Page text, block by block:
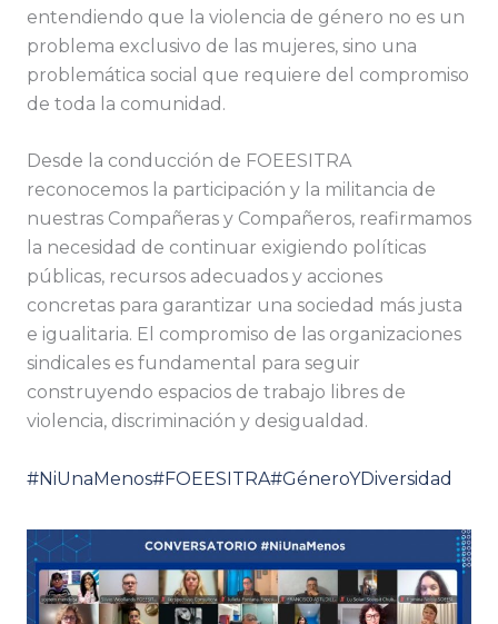
entendiendo que la violencia de género no es un
problema exclusivo de las mujeres, sino una
problemática social que requiere del compromiso
de toda la comunidad.
Desde la conducción de FOEESITRA
reconocemos la participación y la militancia de
nuestras Compañeras y Compañeros, reafirmamos
la necesidad de continuar exigiendo políticas
públicas, recursos adecuados y acciones
concretas para garantizar una sociedad más justa
e igualitaria. El compromiso de las organizaciones
sindicales es fundamental para seguir
construyendo espacios de trabajo libres de
violencia, discriminación y desigualdad.
#NiUnaMenos#FOEESITRA#GéneroYDiversidad